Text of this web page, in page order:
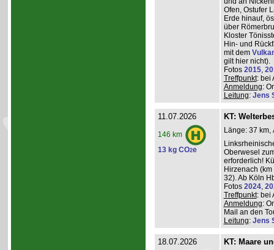
Ofen, Ostufer
Erde hinauf,
über
Kloster
Hin- und
mit dem
gilt hier nicht).
Fotos 2015,
Treffpunkt: bei
Anmeldung:
Leitung: Jens
11.07.2026
146 km
13 kg CO2e
KT:
Länge: 37 km,
Oberwesel
erforderlich!
Hirzenach
32). Ab Köln
Fotos 2024,
Treffpunkt: bei
Anmeldung:
Mail an den
Leitung: Jens
18.07.2026 KT: Maare